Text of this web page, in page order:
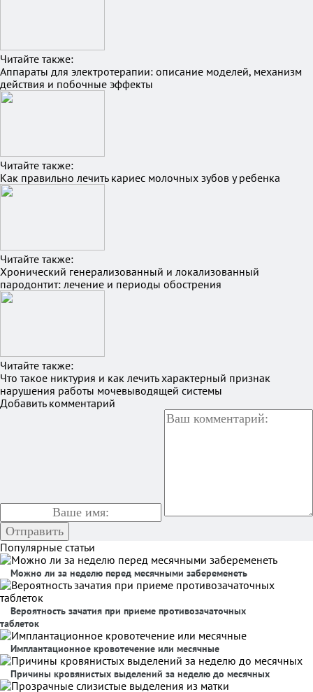
Читайте также:
Аппараты для электротерапии: описание моделей, механизм
действия и побочные эффекты
Читайте также:
Как правильно лечить кариес молочных зубов у ребенка
Читайте также:
Хронический генерализованный и локализованный
пародонтит: лечение и периоды обострения
Читайте также:
Что такое никтурия и как лечить характерный признак
нарушения работы мочевыводящей системы
Добавить комментарий
Популярные статьи
Можно ли за неделю перед месячными забеременеть
Вероятность зачатия при приеме противозачаточных
таблеток
Имплантационное кровотечение или месячные
Причины кровянистых выделений за неделю до месячных